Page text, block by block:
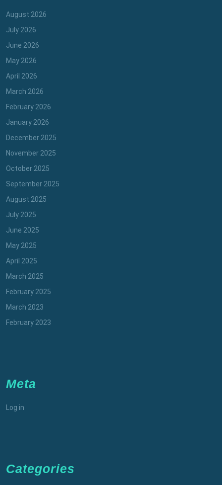
August 2026
July 2026
June 2026
May 2026
April 2026
March 2026
February 2026
January 2026
December 2025
November 2025
October 2025
September 2025
August 2025
July 2025
June 2025
May 2025
April 2025
March 2025
February 2025
March 2023
February 2023
Meta
Log in
Categories